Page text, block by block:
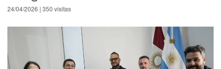
24/04/2026 | 350 visitas